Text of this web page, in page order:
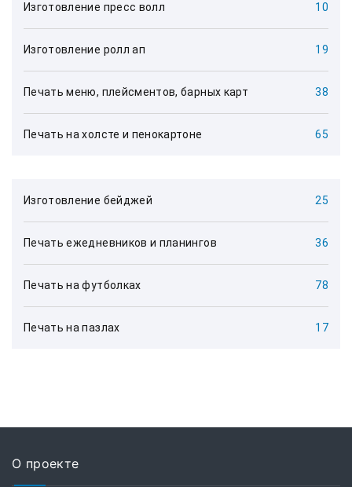
Изготовление пресс волл 10
Изготовление ролл ап 19
Печать меню, плейсментов, барных карт 38
Печать на холсте и пенокартоне 65
Изготовление бейджей 25
Печать ежедневников и планингов 36
Печать на футболках 78
Печать на пазлах 17
О проекте